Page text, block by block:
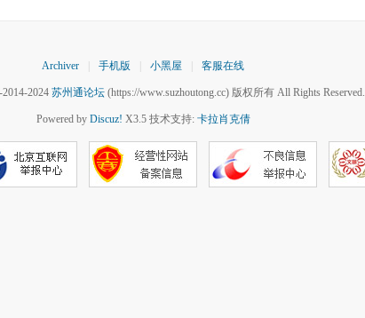
Archiver 手机版 小黑屋 客服在线
2024 苏州通论坛(https://www.suzhoutong.cc) 版权所有 All Rights Reserved.
Powered by Discuz! X3.5 技术支持: 卡拉肖克倩